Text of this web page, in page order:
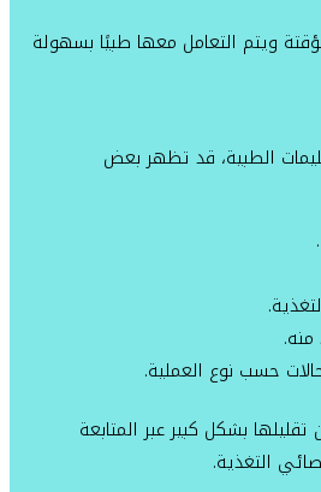
ويتم التعامل معها طبيًا بسهولة
الطبية، قد تظهر بعض
منه.
حسب نوع العملية.
بشكل كبير عبر المتابعة
التغذية.